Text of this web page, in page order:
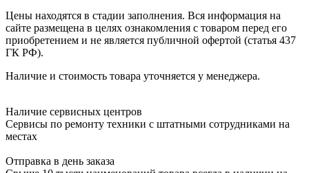
Цены находятся в стадии заполнения. Вся информация на
сайте размещена в целях ознакомления с товаром перед его
приобретением и не является публичной офертой (статья 437
ГК РФ).
Наличие и стоимость товара уточняется у менеджера.
Наличие сервисных центров
Сервисы по ремонту техники с штатными сотрудниками на
местах
Отправка в день заказа